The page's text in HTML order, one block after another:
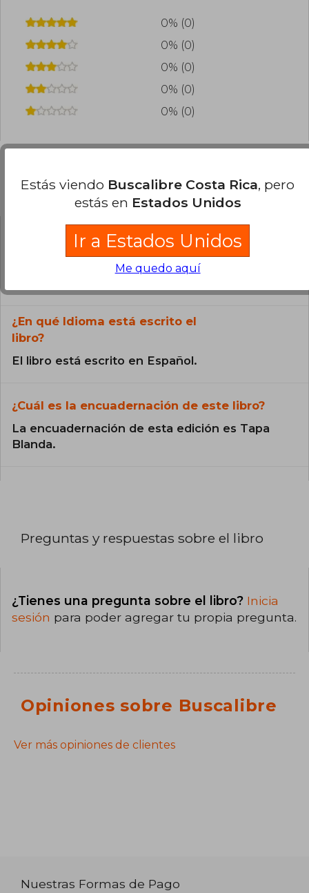
0% (0)
0% (0)
0% (0)
0% (0)
0% (0)
Preguntas frecuentes sobre el libro
¿El libro es original?
Todos los libros de nuestro
¿En qué Idioma está escrito el
libro?
El libro está escrito en Español.
¿Cuál es la encuadernación de este libro?
La encuadernación de esta edición es Tapa
Blanda.
Preguntas y respuestas sobre el libro
¿Tienes una pregunta sobre el libro? Inicia
sesión para poder agregar tu propia pregunta.
Opiniones sobre Buscalibre
Ver más opiniones de clientes
Nuestras Formas de Pago
Estás viendo Buscalibre Costa Rica, pero
estás en Estados Unidos
Ir a Estados Unidos
Me quedo aquí